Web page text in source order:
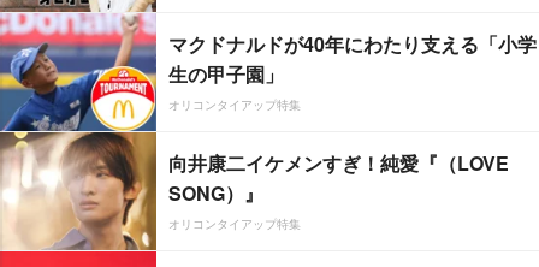
マクドナルドが40年にわたり支える「小学
生の甲子園」
オリコンタイアップ特集
向井康二イケメンすぎ！純愛『（LOVE
SONG）』
オリコンタイアップ特集